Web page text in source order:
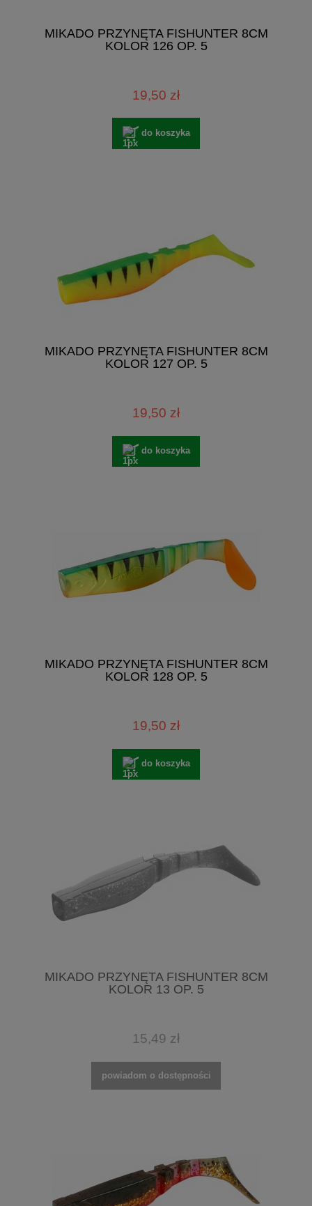
MIKADO PRZYNĘTA FISHUNTER 8CM
KOLOR 126 OP. 5
19,50 zł
do koszyka
MIKADO PRZYNĘTA FISHUNTER 8CM
KOLOR 127 OP. 5
19,50 zł
do koszyka
MIKADO PRZYNĘTA FISHUNTER 8CM
KOLOR 128 OP. 5
19,50 zł
do koszyka
MIKADO PRZYNĘTA FISHUNTER 8CM
KOLOR 13 OP. 5
15,49 zł
powiadom o dostępności